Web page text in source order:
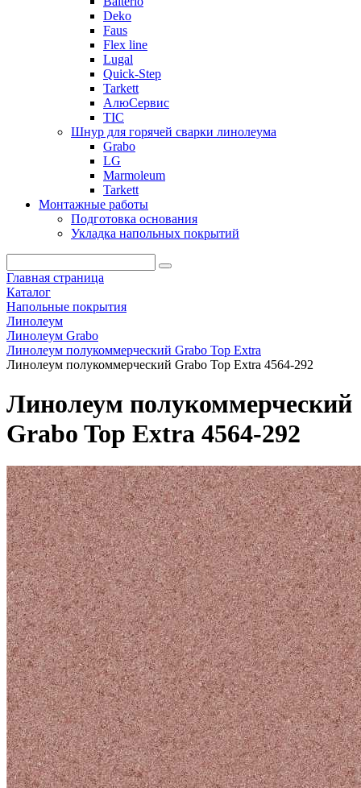
Deko
Faus
Flex line
Lugal
Quick-Step
Tarkett
АлюСервис
ТІС
Шнур для горячей сварки линолеума
Grabo
LG
Marmoleum
Tarkett
Монтажные работы
Подготовка основания
Укладка напольных покрытий
Главная страница
Каталог
Напольные покрытия
Линолеум
Линолеум Grabo
Линолеум полукоммерческий Grabo Top Extra
Линолеум полукоммерческий Grabo Top Extra 4564-292
Линолеум полукоммерческий
Grabo Top Extra 4564-292